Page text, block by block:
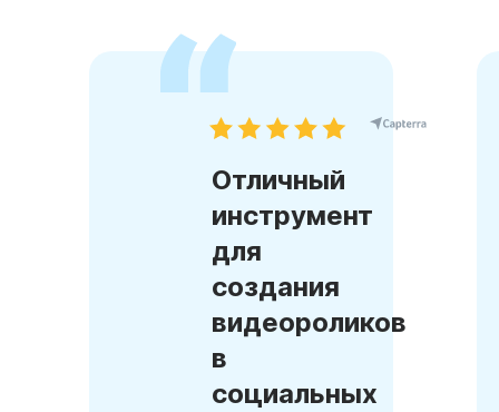
Отличный
инструмент
для
создания
видеороликов
в
социальных